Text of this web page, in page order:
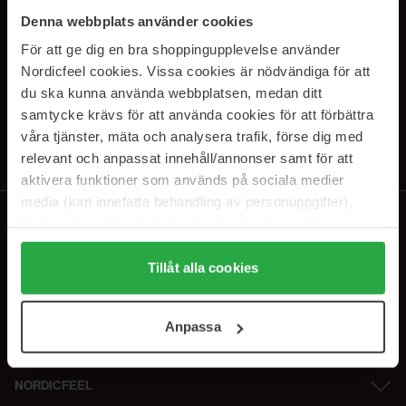
Denna webbplats använder cookies
För att ge dig en bra shoppingupplevelse använder
Nordicfeel cookies. Vissa cookies är nödvändiga för att
du ska kunna använda webbplatsen, medan ditt
samtycke krävs för att använda cookies för att förbättra
våra tjänster, mäta och analysera trafik, förse dig med
relevant och anpassat innehåll/annonser samt för att
aktivera funktioner som används på sociala medier
media (kan innefatta behandling av personuppgifter).
Genom att trycka på "Tillåt alla cookies" accepterar du
alla cookies, medan du under "Detaljer" kan anpassa
användningen av cookies. Du kan när som helst återkalla
samt vår Integritetspolicy.
Tillåt alla cookies
Anpassa
PRENUMERERA PÅ VÅRA
NYHETSBREV
Genom att prenumerera accepterar du vårIntegritetspolicy.
Avprenumerera när som helst.
NORDICFEEL